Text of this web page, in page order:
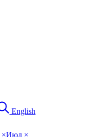
English
×Июл ×